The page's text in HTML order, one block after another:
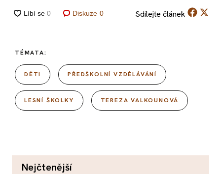
Diskuze 0 Sdílejte článek
TÉMATA:
DĚTI PŘEDŠKOLNÍ VZDĚLÁVÁNÍ
LESNÍ ŠKOLKY TEREZA VALKOUNOVÁ
nejčtenější